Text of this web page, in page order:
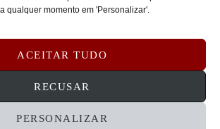
qualquer momento em 'Personalizar'.
ACEITAR TUDO
RECUSAR
PERSONALIZAR
TERMOS DE SERVIÇO
E REEMBOLSOS CONTATOS